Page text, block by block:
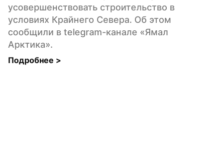
усовершенствовать строительство в
условиях Крайнего Севера. Об этом
сообщили в telegram-каналe «Ямал
Арктика».
Подробнее >